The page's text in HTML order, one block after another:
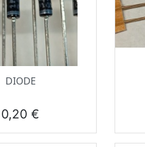
Aperçu rapide
DIODE
Prix
0,20 €